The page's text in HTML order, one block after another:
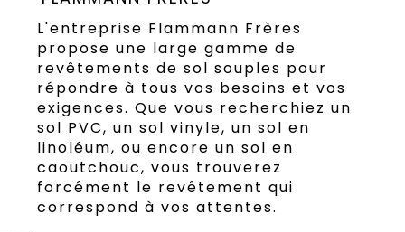
L'entreprise Flammann Frères
propose une large gamme de
revêtements de sol souples pour
répondre à tous vos besoins et vos
exigences. Que vous recherchiez un
sol PVC, un sol vinyle, un sol en
linoléum, ou encore un sol en
caoutchouc, vous trouverez
forcément le revêtement qui
correspond à vos attentes.